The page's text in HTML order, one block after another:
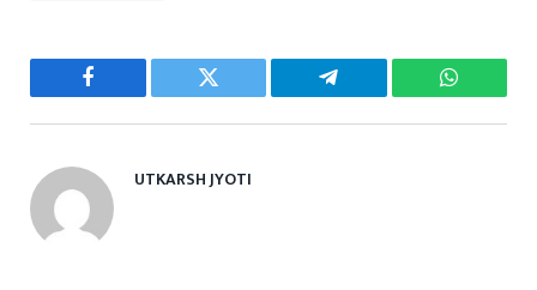
Facebook Twitter Telegram
UTKARSH JYOTI